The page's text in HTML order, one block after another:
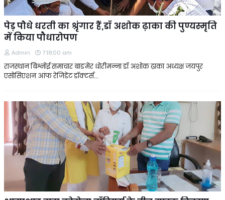
पेड़ पौधे धरती का श्रृंगार हैं,डॉ अशोक ढ़ाका की पुण्यस्मृति
में किया पौधारोपण
Admin 7:18:00 am
राजस्थान बिश्नोई समाचार बाङमेर धोरीमन्ना डॉ अशोक ढ़ाका अध्यक्ष जयपुर
एसोसिएशन आंफ रेजिडेंट डॉक्टर्स…